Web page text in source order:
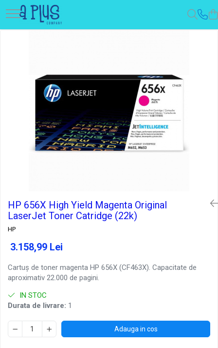
HP 656X High Yield Magenta Original
LaserJet Toner Catridge (22k)
HP
3.158,99 Lei
Cartuș de toner magenta HP 656X (CF463X). Capacitate de
aproximativ 22.000 de pagini.
IN STOC
Durata de livrare: 1
Adauga in cos